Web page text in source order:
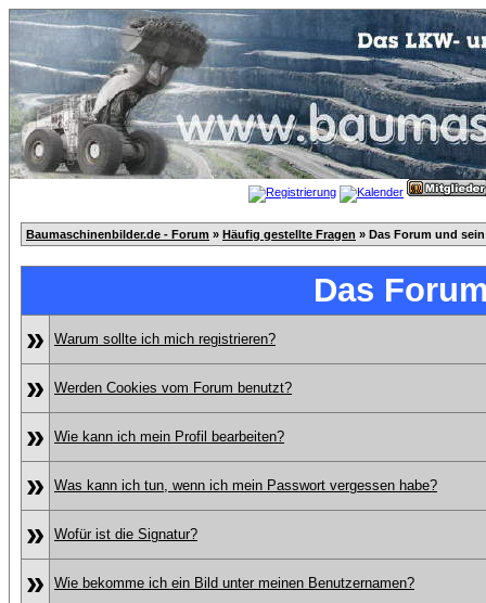
Baumaschinenbilder.de - Forum » Häufig gestellte Fragen » Das Forum und
Das
»
Warum sollte ich mich registrieren?
» Werden Cookies vom Forum benutzt?
» Wie kann ich mein Profil bearbeiten?
» Was kann ich tun, wenn ich mein Passwort vergessen habe?
» Wofür ist die Signatur?
» Wie bekomme ich ein Bild unter meinen Benutzernamen?